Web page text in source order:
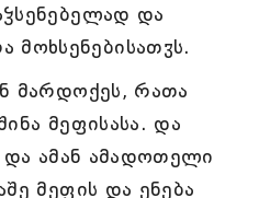
და
მოხსენებისათჳს.
მარდოქეს, რათა
მეფისასა. და
და ამან ამადოთელი
მეფის და ენება